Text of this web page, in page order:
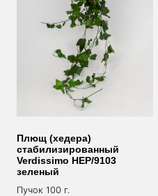
Плющ (хедера)
стабилизированный
Verdissimo HEP/9103
зеленый
Пучок 100 г.